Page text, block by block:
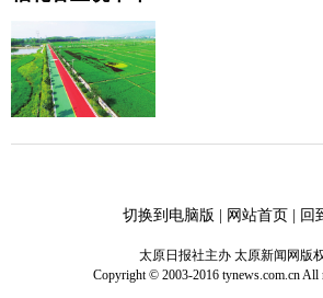
切换到电脑版 网站首页 回
太原日报社主办 太原新闻网版
Copyright © 2003-2016 tynews.com.cn All